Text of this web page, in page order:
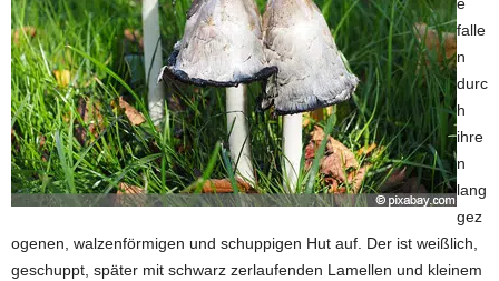
e
falle
n
durc
h
ihre
n
lang
gez
ogenen, walzenförmigen und schuppigen Hut auf. Der ist weißlich,
geschuppt, später mit schwarz zerlaufenden Lamellen und kleinem